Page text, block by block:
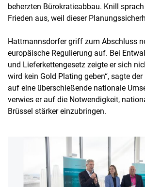
beherzten Bürokratieabbau. Knill
Frieden aus, weil dieser
Hattmannsdorfer griff zum Abschluss
europäische Regulierung auf. Bei
und Lieferkettengesetz zeigte er sich
wird kein Gold Plating geben“, sagte
auf eine überschießende nationale
verwies er auf die Notwendigkeit,
Brüssel stärker einzubringen.